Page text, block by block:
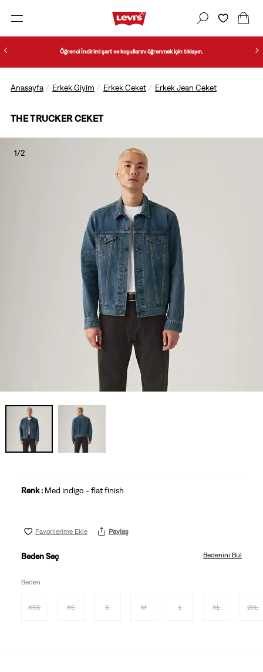
Öğrenci İndirimi şart ve koşullarını öğrenmek için tıklayın.
Anasayfa Erkek Giyim Erkek Ceket Erkek Jean Ceket
THE TRUCKER CEKET
1/2
Renk : Med indigo - flat finish
Favorilerime Ekle Paylaş
Beden Seç Bedenini Bul
Beden
XXS XS S M L XL 2XL